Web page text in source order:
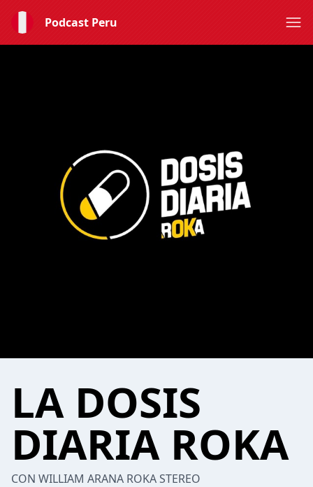
Podcast Peru
LA DOSIS
DIARIA ROKA
CON WILLIAM ARANA ROKA STEREO